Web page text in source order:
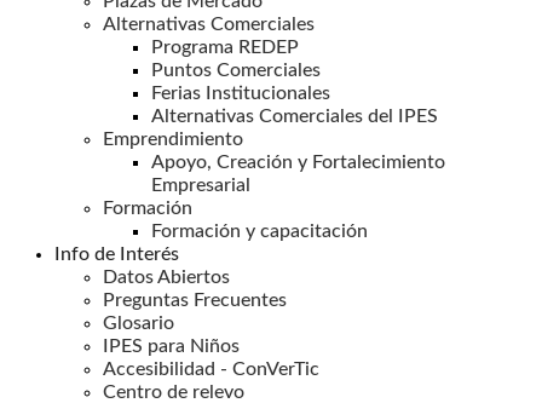
Alternativas Comerciales
Programa REDEP
Puntos Comerciales
Ferias Institucionales
Alternativas Comerciales del IPES
Emprendimiento
Apoyo, Creación y Fortalecimiento
Empresarial
Formación
Formación y capacitación
Info de Interés
Datos Abiertos
Preguntas Frecuentes
Glosario
IPES para Niños
Accesibilidad - ConVerTic
Centro de relevo